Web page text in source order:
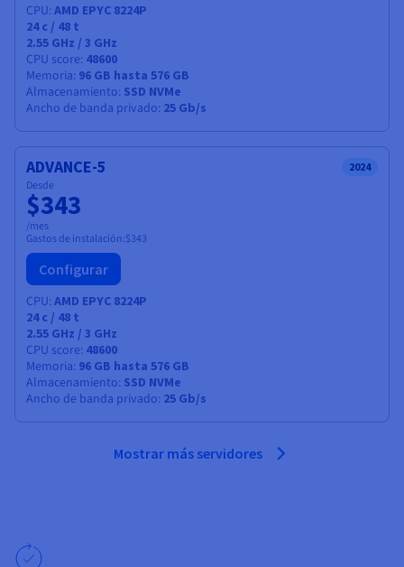
CPU AMD EPYC 8224P
24c / 48 t
2.55 GHz / 3 GHz
CPU score 48600
Memoria 96 GB hasta 576 GB
Almacenamiento SSD NVMe
Ancho de banda privado 25 Gb/s
ADVANCE-5 2024
Desde
$343
/mes
Gastos de instalación:$343
Configurar
CPU AMD EPYC 8224P
24c / 48 t
2.55 GHz / 3 GHz
CPU score 48600
Memoria 96 GB hasta 576 GB
Almacenamiento SSD NVMe
Ancho de banda privado 25 Gb/s
Mostrar más servidores